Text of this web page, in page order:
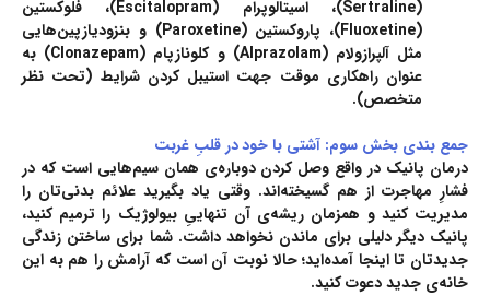
(Sertraline)، اسیتالوپرام (Escitalopram)، فلوکستین
(Fluoxetine)، پاروکستین (Paroxetine) و بنزودیازپین‌هایی
مثل آلپرازولام (Alprazolam) و کلونازپام (Clonazepam) به
عنوان راهکاری موقت جهت استیبل کردن شرایط (تحت نظر
متخصص).
جمع بندی بخش سوم: آشتی با خود در قلبِ غربت
درمان پانیک در واقع وصل کردن دوباره‌ی همان سیم‌هایی است که در
فشارِ مهاجرت از هم گسیخته‌اند. وقتی یاد بگیرید علائم بدنی‌تان را
مدیریت کنید و همزمان ریشه‌ی آن تنهاییِ بیولوژیک را ترمیم کنید،
پانیک دیگر دلیلی برای ماندن نخواهد داشت. شما برای ساختن زندگی
جدیدتان تا اینجا آمده‌اید؛ حالا نوبت آن است که آرامش را هم به این
خانه‌ی جدید دعوت کنید.